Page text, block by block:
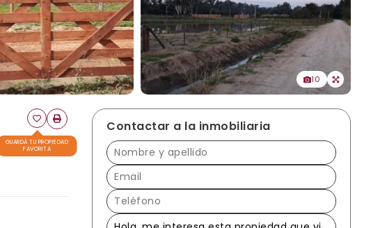
10
GUARDÁ TU PROPIEDAD
FAVORITA
Contactar a la inmobiliaria